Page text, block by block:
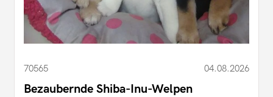
70565 04.08.2026
Bezaubernde Shiba-Inu-Welpen